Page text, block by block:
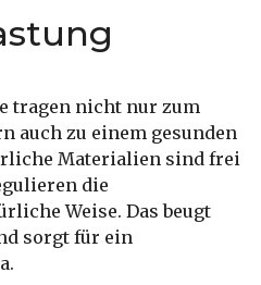
tragen nicht nur zum
auch zu einem gesunden
Materialien sind frei
die
Weise. Das beugt
sorgt für ein